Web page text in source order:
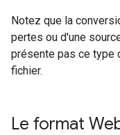
Notez que la
pertes ou d'une
présente pas ce type
fichier.
Le format